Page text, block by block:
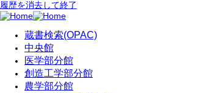
履歴を消去して終了
蔵書検索(OPAC)
中央館
医学部分館
創造工学部分館
農学部分館